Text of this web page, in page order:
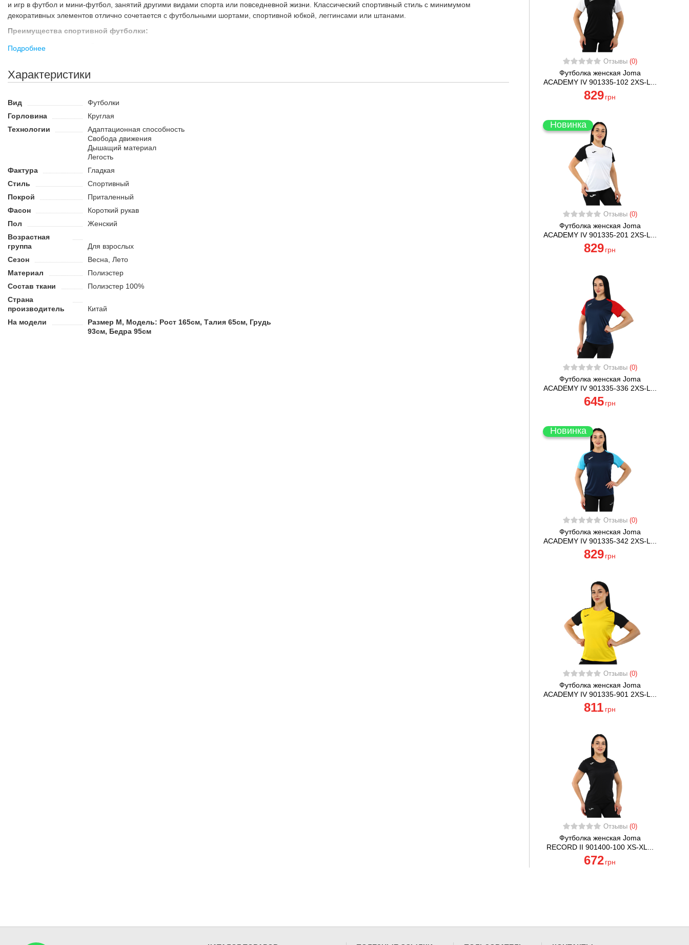
и игр в футбол и мини-футбол, занятий другими видами спорта или повседневной жизни. Классический спортивный стиль с минимумом
декоративных элементов отлично сочетается с футбольными шортами, спортивной юбкой, леггинсами или штанами.
Преимущества спортивной футболки:
Выполнена из легкой ткани, которая адаптируется к телу.
Подробнее
Характеристики
Вид
Футболки
Горловина
Круглая
Технологии
Адаптационная способность
Свобода движения
Дышащий материал
Легость
Фактура
Гладкая
Стиль
Спортивный
Покрой
Приталенный
Фасон
Короткий рукав
Пол
Женский
Возрастная
группа
Для взрослых
Сезон
Весна, Лето
Материал
Полиэстер
Состав ткани
Полиэстер 100%
Страна
производитель
Китай
На модели
Размер M, Модель: Рост 165см, Талия 65см, Грудь
93см, Бедра 95см
Отзывы (0)
Футболка женская Joma
ACADEMY IV 901335-102 2XS-L...
829 грн
Новинка
Отзывы (0)
Футболка женская Joma
ACADEMY IV 901335-201 2XS-L...
829 грн
Отзывы (0)
Футболка женская Joma
ACADEMY IV 901335-336 2XS-L...
645 грн
Новинка
Отзывы (0)
Футболка женская Joma
ACADEMY IV 901335-342 2XS-L...
829 грн
Отзывы (0)
Футболка женская Joma
ACADEMY IV 901335-901 2XS-L...
811 грн
Отзывы (0)
Футболка женская Joma
RECORD II 901400-100 XS-XL...
672 грн